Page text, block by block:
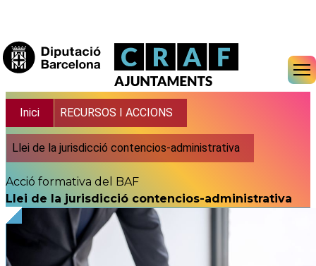
Vés al contingut
Fil d'ariadna
Inici RECURSOS I ACCIONS
Llei de la jurisdicció contencios-administrativa
Acció formativa del BAF
Llei de la jurisdicció contencios-administrativa